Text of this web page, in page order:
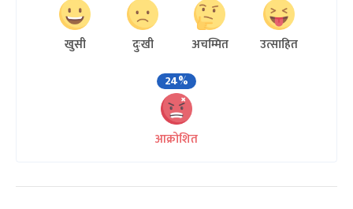
खुसी दुःखी अचम्मित
उत्साहित
24%
आक्रोशित